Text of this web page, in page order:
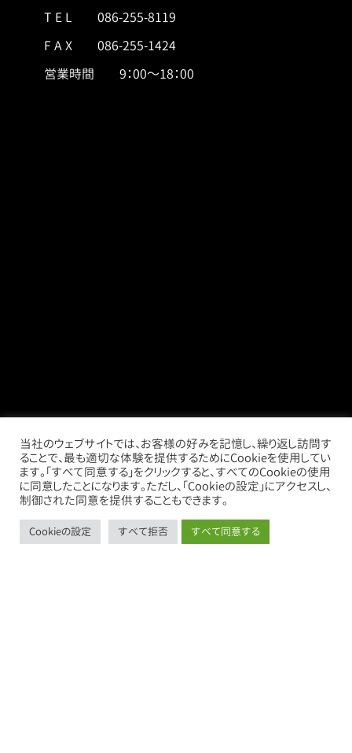
T E L 086-255-8119
F A X 086-255-1424
営業時間 9：00～18：00
call mail store
当社のウェブサイトでは、お客様の好みを記憶し、繰り返し訪問す
ることで、最も適切な体験を提供するためにCookieを使用してい
ます。「すべて同意する」をクリックすると、すべてのCookieの使用
に同意したことになります。ただし、「Cookieの設定」にアクセスし、
制御された同意を提供することもできます。
Cookieの設定 すべて拒否 すべて同意する